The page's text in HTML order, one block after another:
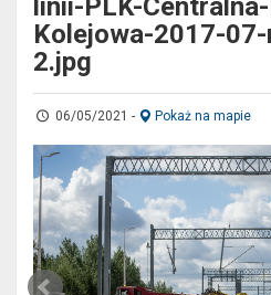
linii-PLK-
Kolejowa-2017-
2.jpg
06/05/2021 - Pokaż na mapie